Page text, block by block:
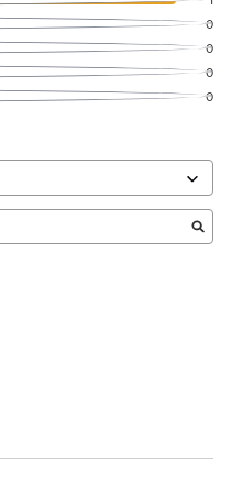
0
0
0
0